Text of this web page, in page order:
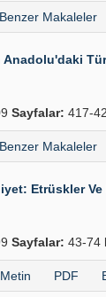
Benzer Makaleler
Sayfalar: 417-
Benzer Makaleler
Etrüskler
Sayfalar: 43-74
PDF